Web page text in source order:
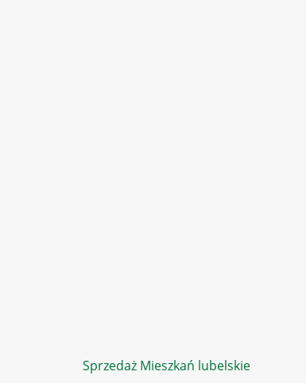
Sprzedaż Mieszkań lubelskie